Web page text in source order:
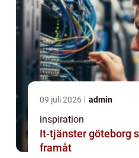
09 juli 2026 admin
inspiration
It-tjänster göteborg
framåt